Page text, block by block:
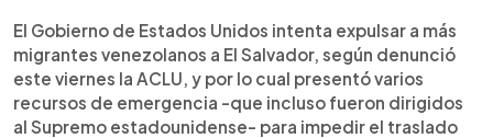
El Gobierno de Estados Unidos intenta expulsar a más
migrantes venezolanos a El Salvador, según denunció
este viernes la ACLU, y por lo cual presentó varios
recursos de emergencia -que incluso fueron dirigidos
al Supremo estadounidense- para impedir el traslado